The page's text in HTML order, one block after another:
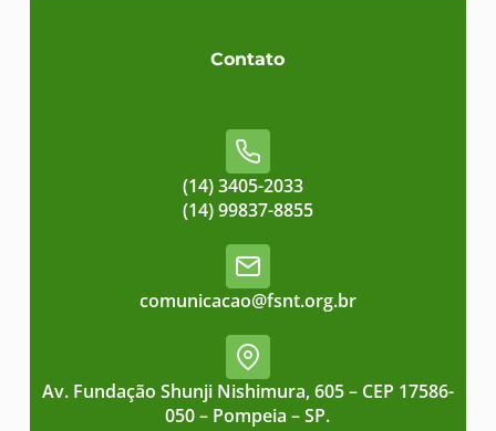
Contato
(14) 3405-2033
(14) 99837-8855
comunicacao@fsnt.org.br
Av. Fundação Shunji Nishimura, 605 – CEP 17586-
050 – Pompeia – SP.